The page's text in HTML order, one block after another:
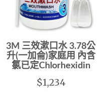
3M 三效漱口水 3.78公
升(一加侖)家庭用 內含
氯已定Chlorhexidin
$1,234